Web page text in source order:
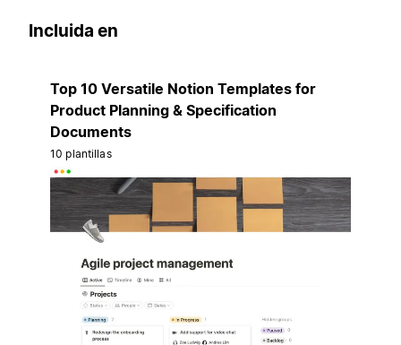
Incluida en
Top 10 Versatile Notion Templates for
Product Planning & Specification
Documents
10 plantillas